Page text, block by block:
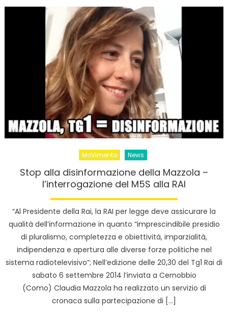
MoVimento News
Stop alla disinformazione della Mazzola –
l’interrogazione del M5S alla RAI
“Al Presidente della Rai, la RAI per legge deve assicurare la
qualità dell’informazione in quanto “imprescindibile presidio
di pluralismo, completezza e obiettività, imparzialità,
indipendenza e apertura alle diverse forze politiche nel
sistema radiotelevisivo”; Nell’edizione delle 20,30 del Tg1 Rai di
sabato 6 settembre 2014 l’inviata a Cernobbio
(Como) Claudia Mazzola ha realizzato un servizio di
cronaca sulla partecipazione di […]